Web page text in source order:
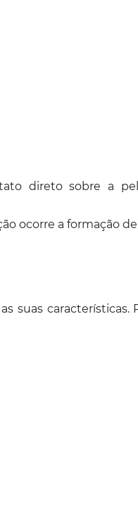
direto sobre a
ocorre a formação
suas características.